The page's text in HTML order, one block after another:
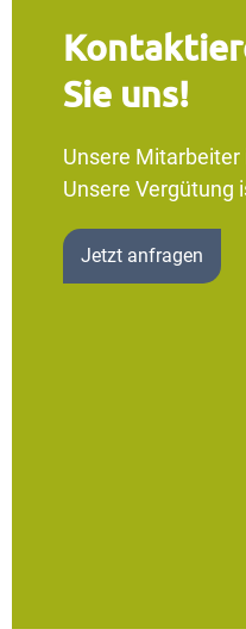
Sie uns!
Unsere
Unsere Vergütung
Jetzt anfragen